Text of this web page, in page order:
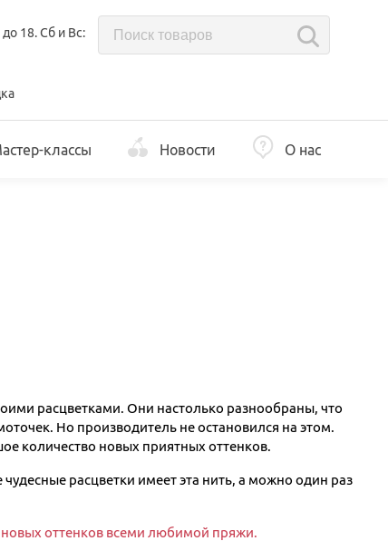
18. Сб и Вс:
классы Новости О нас
расцветками. Они настолько разнообраны, что
Но производитель не остановился на этом.
количество новых приятных оттенков.
расцветки имеет эта нить, а можно один раз
оттенков всеми любимой пряжи.